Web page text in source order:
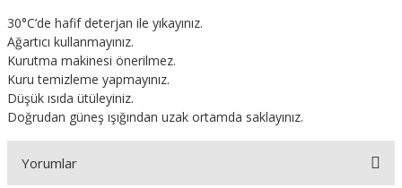
30°C’de hafif deterjan ile yıkayınız.
Ağartıcı kullanmayınız.
Kurutma makinesi önerilmez.
Kuru temizleme yapmayınız.
Düşük ısıda ütüleyiniz.
Doğrudan güneş ışığından uzak ortamda saklayınız.
Yorumlar